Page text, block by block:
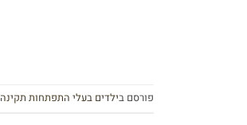
פורסם בילדים בעלי התפתחות תקינה